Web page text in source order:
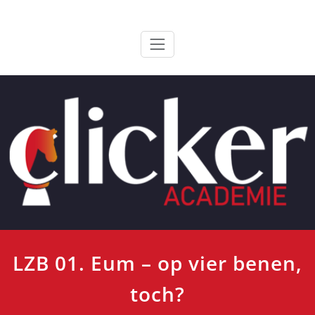
ClickerAcademie
LZB 01. Eum – op vier benen,
toch?